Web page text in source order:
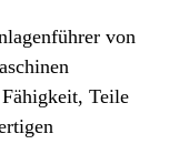
von
Teile